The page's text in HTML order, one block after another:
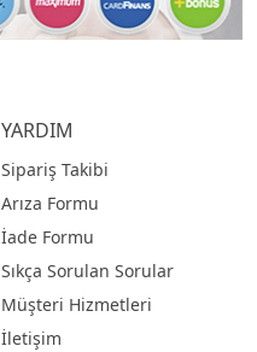
YARDIM
Sipariş Takibi
Arıza Formu
İade Formu
Sıkça Sorulan Sorular
Müşteri Hizmetleri
İletişim